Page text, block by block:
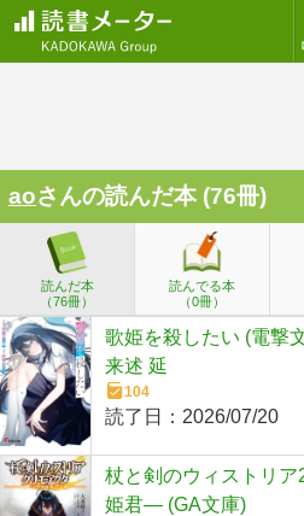
aoさんの読んだ本 (76冊)
読んだ本
（76冊）
読んでる本
（0冊）
歌姫を殺したい (電撃
来述 延
104
読了日： 2026/07/20
杖と剣のウィストリ
姫君― (GA文庫)